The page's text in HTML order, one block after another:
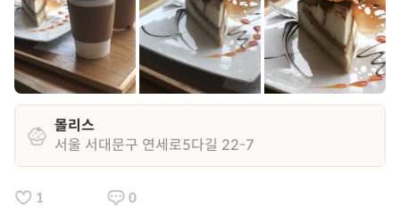
몰리스
서울 서대문구 연세로5다길 22-7
1 0